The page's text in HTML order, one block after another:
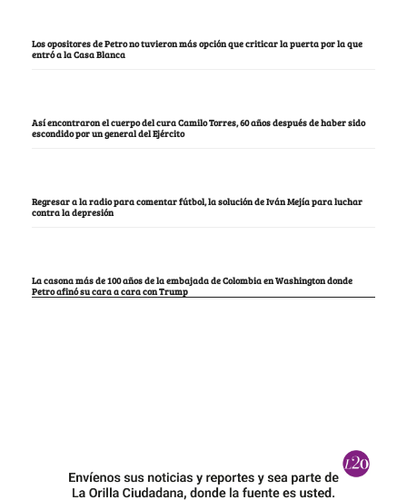
Los opositores de Petro no tuvieron más opción que criticar la puerta por la que
entró a la Casa Blanca
Así encontraron el cuerpo del cura Camilo Torres, 60 años después de haber sido
escondido por un general del Ejército
Regresar a la radio para comentar fútbol, la solución de Iván Mejía para luchar
contra la depresión
La casona más de 100 años de la embajada de Colombia en Washington donde
Petro afinó su cara a cara con Trump